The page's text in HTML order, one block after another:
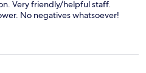
Very friendly/helpful staff.
No negatives whatsoever!